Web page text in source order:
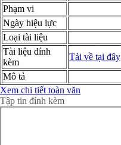
Phạm vi
Ngày hiệu lực
Loại tài liệu
Tài liệu đính
kèm
Tải về tại đây
Mô tả
Xem chi tiết toàn văn
Tập tin đính kèm